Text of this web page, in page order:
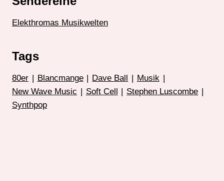
Elekthromas Musikwelten
Tags
80er Blancmange Dave Ball Musik
New Wave Music
Soft Cell Stephen Luscombe
Synthpop